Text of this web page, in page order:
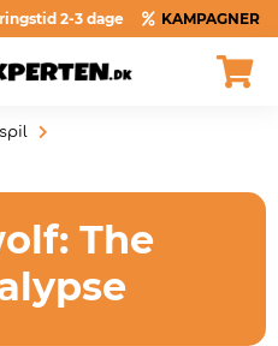
2-3 dage KAMPAGNER
The